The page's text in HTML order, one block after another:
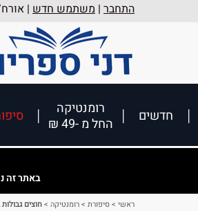
התחבר | משתמש חדש |
חדשים
רומנטיקה
החל מ -49 ₪
באתר זה
ראשי >סיפורת >רומנטיקה >חוצים גבולות 2 - נקודת התחלה - ג'וליה האס